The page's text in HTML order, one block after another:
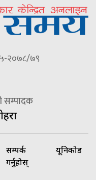
२०७८/७९
सम्पादक
सम्पर्क
गर्नुहोस्
यूनिकोड